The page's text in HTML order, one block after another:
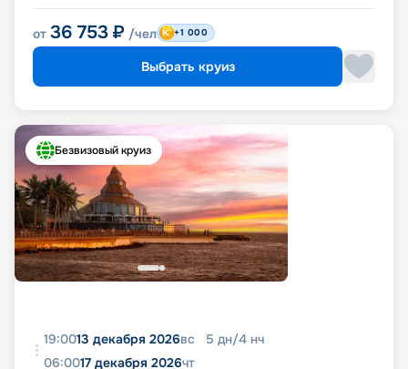
от 36 753 ₽ /чел +1 000
Выбрать круиз
Безвизовый круиз
19:0013 декабря 2026вс 5 дн/4 нч
06:0017 декабря 2026чт